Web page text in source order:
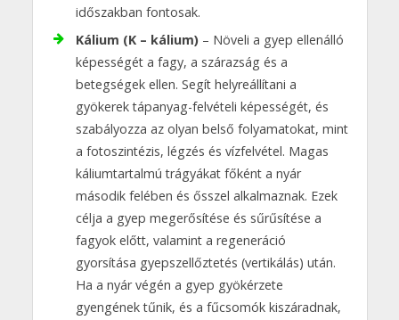
időszakban fontosak.
Kálium (K – kálium) – Növeli a gyep ellenálló
képességét a fagy, a szárazság és a
betegségek ellen. Segít helyreállítani a
gyökerek tápanyag-felvételi képességét, és
szabályozza az olyan belső folyamatokat, mint
a fotoszintézis, légzés és vízfelvétel. Magas
káliumtartalmú trágyákat főként a nyár
második felében és ősszel alkalmaznak. Ezek
célja a gyep megerősítése és sűrűsítése a
fagyok előtt, valamint a regeneráció
gyorsítása gyepszellőztetés (vertikálás) után.
Ha a nyár végén a gyep gyökérzete
gyengének tűnik, és a fűcsomók kiszáradnak,